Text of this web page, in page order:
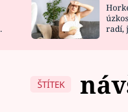
NOVINKY
VIDEORECEPTY
radí,
ŠTÍTEK